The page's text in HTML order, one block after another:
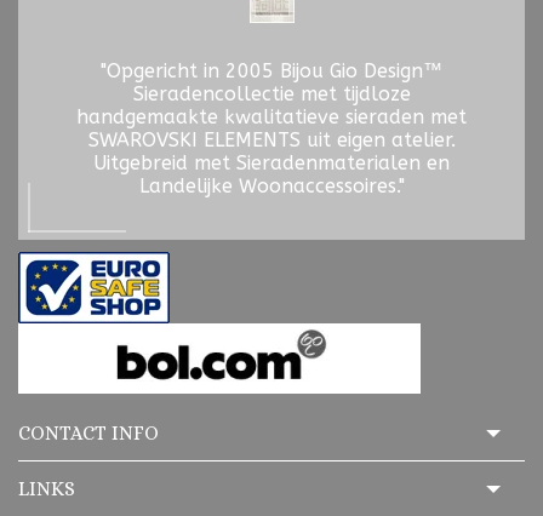
"Opgericht in 2005 Bijou Gio Design™
Sieradencollectie met tijdloze
handgemaakte kwalitatieve sieraden met
SWAROVSKI ELEMENTS uit eigen atelier.
Uitgebreid met Sieradenmaterialen en
Landelijke Woonaccessoires."
CONTACT INFO
LINKS